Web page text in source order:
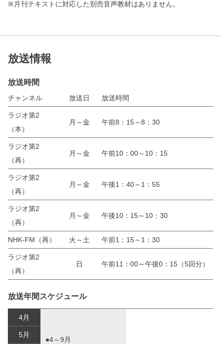
※月刊テキストに対応した別売音声教材はありません。
放送情報
放送時間
チャンネル 放送日 放送時間
ラジオ第2
（本）
月～金 午前8：15～8：30
ラジオ第2
（再）
月～金 午前10：00～10：15
ラジオ第2
（再）
月～金 午後1：40～1：55
ラジオ第2
（再）
月～金 午後10：15～10：30
NHK-FM（再） 火～土 午前1：15～1：30
ラジオ第2
（再）
日 午前11：00～午後0：15（5回分）
放送年間スケジュール
4月
●4～9月
5月